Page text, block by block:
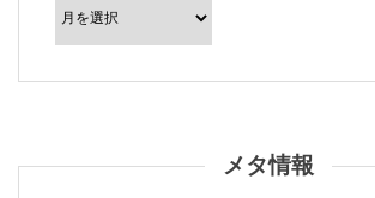
カ
メタ情報